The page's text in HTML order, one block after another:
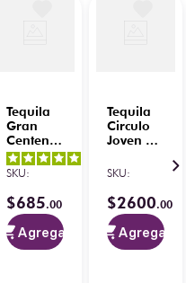
Tequila
Gran
Centenario
Añejo
695 ml
Agave
Azul
opiniones
SKU:
$685.00
Agregar
Tequila
Circulo
Joven El
750 ml
SKU:
$2600.00
Agregar